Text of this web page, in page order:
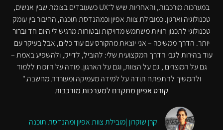
במערכות מורכבות, והאחריות שיש ל־UX כשעובדים בצומת שבין אנשים,
טכנולוגיה וארגון. כמובילת צוות אפיון וכמהנדסת תוכנה, החיבור בין עומק
טכנולוגי לתכנון חוויות משתמש מדויקות ובטוחות מרגיש לי היום חד וברור
יותר. הדרך ממשיכה – אני יוצאת מהקורס עם עוד כלים, אבל בעיקר עם
עוד בהירות לגבי הדרך המקצועית שלי: להוביל, לדייק, ולהשפיע באמת –
גם על המוצרים , גם על הצוות, וגם על הארגון. מודה על הזכות ללמוד
ולהמשיך להתפתח תודה על למידה מעמיקה ומעוררת מחשבה."
קורס אפיון מתקדם למערכות מורכבות
קרן שוקרון |מובילת צוות אפיון ומהנדסת תוכנה